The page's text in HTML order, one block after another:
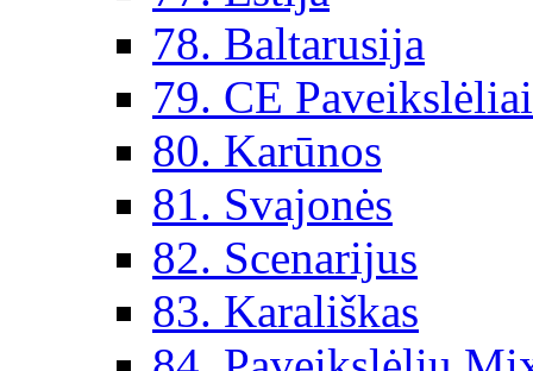
78. Baltarusija
79. CE
80. Karūnos
81. Svajonės
82. Scenarijus
83. Karališkas